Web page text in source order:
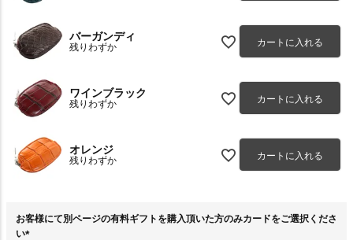
バーガンディ
残りわずか カートに入れる
ワインブラック
残りわずか カートに入れる
オレンジ
残りわずか カートに入れる
お客様にて別ページの有料ギフトを購入頂いた方のみカードをご選択くださ
い